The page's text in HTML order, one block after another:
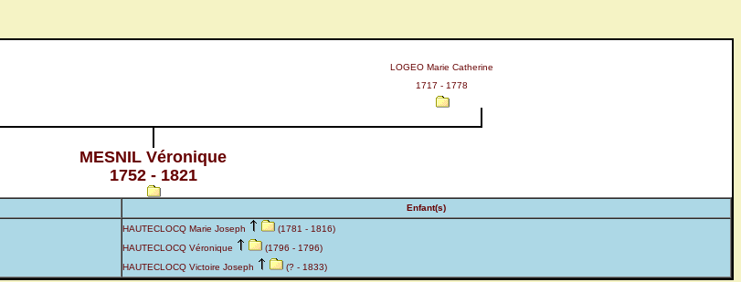
LOGEO Marie Catherine
1717 - 1778
MESNIL Véronique
1752 - 1821
Enfant(s)
HAUTECLOCQ Marie Joseph
(1781 - 1816)
HAUTECLOCQ Véronique
(1796 - 1796)
HAUTECLOCQ Victoire Joseph
(? - 1833)